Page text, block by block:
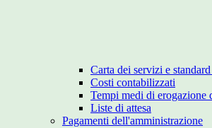
Carta dei servizi e
Costi contabilizzati
Tempi medi di erogazione
Liste di attesa
Pagamenti dell'amministrazione